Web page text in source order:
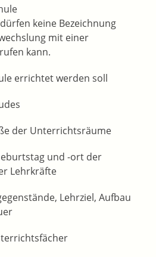
keine Bezeichnung
mit einer
kann.
errichtet werden soll
der Unterrichtsräume
und -ort der
Lehrkräfte
Lehrziel, Aufbau